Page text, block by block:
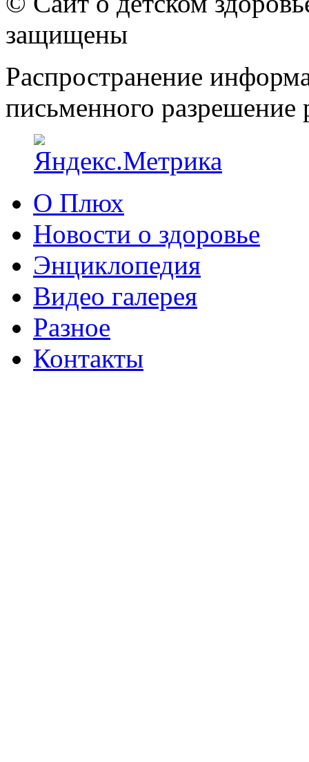
защищены
Распространение
письменного разрешение
О Плюх
Новости о здоровье
Энциклопедия
Видео галерея
Разное
Контакты